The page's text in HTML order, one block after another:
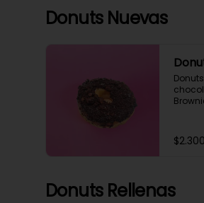
Donuts Nuevas
$2.300
Donuts Rellenas